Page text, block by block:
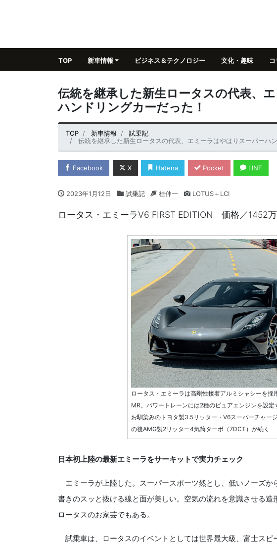
TOP 新車情報 ビジネス＆テクノロジー 文化・趣味
伝統を継承した新生ロータスの代表、
ハンドリングカーだった！
TOP 新車情報
試乗記
伝統を継承した新生ロータスの代表、エミーラはやはりスーパーハ
Facebook X Hatena Pocket LINE
2023年1月12日 試乗記 桂伸一 LOTUS＋LCI
ロータス・エミーラV6 FIRST EDITION 価格／1452
ロータス・エミーラは高剛性接着アルミシャシーを採
MR。パワートレーンには2種のピュアエンジンを設定
お馴染みのトヨタ製3.5リッター・V6スーパーチャー
の後AMG製2リッター4気筒ターボ（7DCT）が続く
日本初上陸の最新エミーラをサーキットで実力チェック
エミーラが上陸した。スーパースポーツ然とし、低いノーズか
書きのスッと抜ける線と面が美しい。空気の流れを意識させる造
ロータスのお家芸でもある。
試乗車は、ロータスのイベントとしては世界最大級、富士スピ